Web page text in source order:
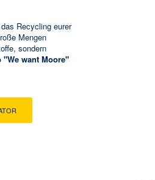
Recycling eurer
Mengen
sondern
want Moore"